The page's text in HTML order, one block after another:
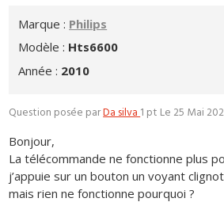
Marque : Philips
Modèle : Hts6600
Année : 2010
Question posée parDa silva1 pt Le 25 Mai
Bonjour,
La télécommande ne fonctionne plus
j’appuie sur un bouton un voyant
mais rien ne fonctionne pourquoi ?